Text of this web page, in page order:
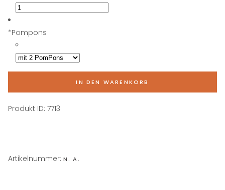
*Pompons
IN DEN WARENKORB
Produkt ID:7713
Artikelnummer:N. A.